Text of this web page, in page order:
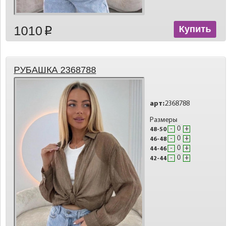
1010 p Купить
РУБАШКА 2368788
арт:2368788
Размеры
48-50 - +
46-48 - +
44-46 - +
42-44 - +